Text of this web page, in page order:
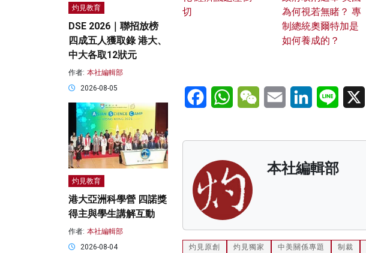
切
為何視若無睹？ 專
制總統奧爾特加是
如何養成的？
FacebookWhatsAppWeChatEmail LinkedInLine
本社編輯部
灼見原創 灼見獨家 中美關係專題 制裁
灼見教育
DSE 2026｜聯招放榜
四成五人獲取錄 港大、
中大各取12狀元
作者: 本社編輯部
2026-08-05
灼見教育
港大亞洲科學營 四諾獎
得主與學生講解互動
作者: 本社編輯部
2026-08-04